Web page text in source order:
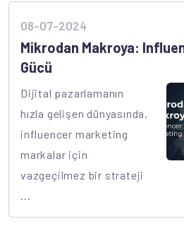
08-07-2024
Mikrodan Makroya:
Gücü
Dijital pazarlamanın
hızla gelişen dünyasında,
influencer marketing
markalar için
vazgeçilmez bir strateji
...